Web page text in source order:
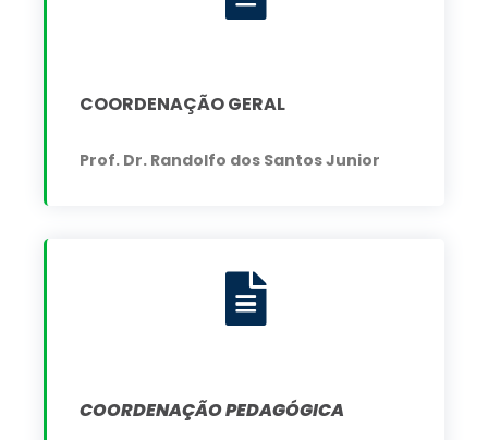
COORDENAÇÃO GERAL
Prof. Dr. Randolfo dos Santos Junior
COORDENAÇÃO PEDAGÓGICA